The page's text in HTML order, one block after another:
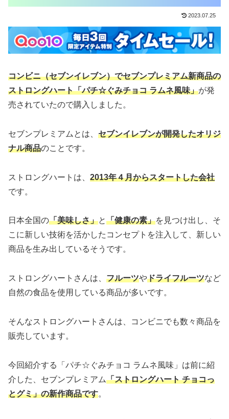
2023.07.25
コンビニ（セブンイレブン）でセブンプレミアム新商品の
ストロングハート「パチ☆ぐみチョコ ラムネ風味」が発
売されていたので購入しました。
セブンプレミアムとは、 セブンイレブンが開発したオリジ
ナル商品のことです。
ストロングハートは、 2013年４月からスタートした会社
です。
日本全国の「美味しさ」と「健康の素」を見つけ出し、そ
こに新しい技術を活かしたコンセプトを注入して、新しい
商品を生み出しているそうです。
ストロングハートさんは、 フルーツやドライフルーツなど
自然の食品を使用している商品が多いです。
そんなストロングハートさんは、コンビニでも数々商品を
販売しています。
今回紹介する「パチ☆ぐみチョコ ラムネ風味」は前に紹
介した、セブンプレミアム「ストロングハート チョコっ
とグミ」の新作商品です。